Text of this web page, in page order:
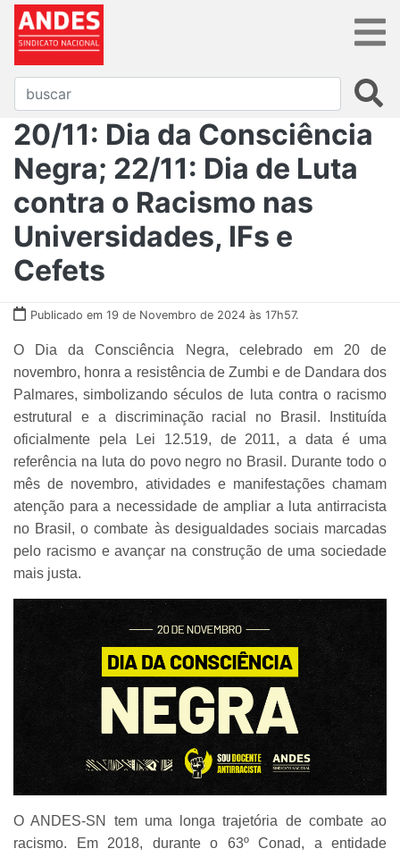
20/11: Dia da Consciência
Negra; 22/11: Dia de Luta
contra o Racismo nas
Universidades, IFs e
Cefets
Publicado em 19 de Novembro de 2024 às 17h57.
O Dia da Consciência Negra, celebrado em 20 de
novembro, honra a resistência de Zumbi e de Dandara dos
Palmares, simbolizando séculos de luta contra o racismo
estrutural e a discriminação racial no Brasil. Instituída
oficialmente pela Lei 12.519, de 2011, a data é uma
referência na luta do povo negro no Brasil. Durante todo o
mês de novembro, atividades e manifestações chamam
atenção para a necessidade de ampliar a luta antirracista
no Brasil, o combate às desigualdades sociais marcadas
pelo racismo e avançar na construção de uma sociedade
mais justa.
O ANDES-SN tem uma longa trajetória de combate ao
racismo. Em 2018, durante o 63º Conad, a entidade